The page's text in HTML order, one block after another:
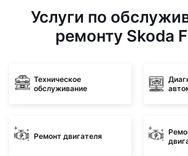
Услуги по
ремонту Skoda
Техническое
обслуживание
Ремонт двигателя